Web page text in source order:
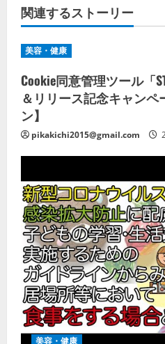
関連するストーリー
美容・健康
Cookie同意管理ツール「
＆リリース記念キャン
ン】
pikakichi2015@gmail.com
美容・健康